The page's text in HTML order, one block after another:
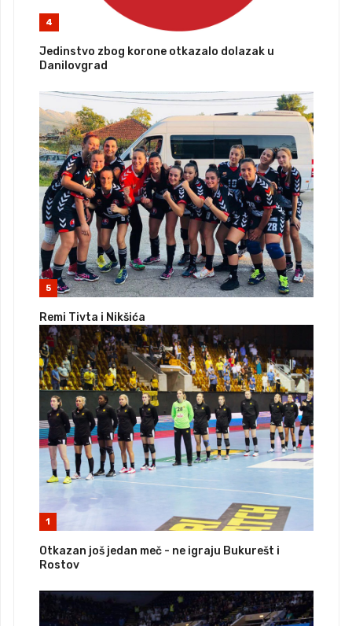
4
Jedinstvo zbog korone otkazalo dolazak u
Danilovgrad
5
Remi Tivta i Nikšića
1
Otkazan još jedan meč - ne igraju Bukurešt i
Rostov